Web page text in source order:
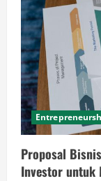
Proposal
Investor untuk